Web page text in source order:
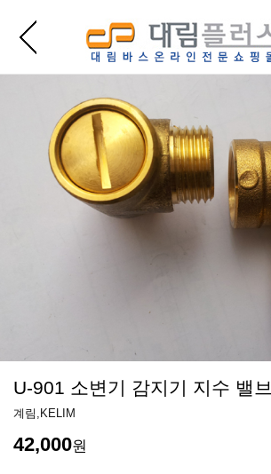
U-901 소변기 감지기 지수 밸브
계림,KELIM
42,000원